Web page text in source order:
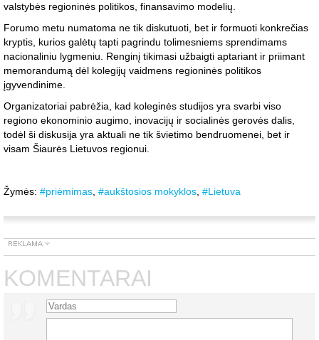
valstybės regioninės politikos, finansavimo modelių.
Forumo metu numatoma ne tik diskutuoti, bet ir formuoti konkrečias
kryptis, kurios galėtų tapti pagrindu tolimesniems sprendimams
nacionaliniu lygmeniu. Renginį tikimasi užbaigti aptariant ir priimant
memorandumą dėl kolegijų vaidmens regioninės politikos
įgyvendinime.
Organizatoriai pabrėžia, kad koleginės studijos yra svarbi viso
regiono ekonominio augimo, inovacijų ir socialinės gerovės dalis,
todėl ši diskusija yra aktuali ne tik švietimo bendruomenei, bet ir
visam Šiaurės Lietuvos regionui.
Žymės: #priėmimas, #aukštosios mokyklos, #Lietuva
KOMENTARAI